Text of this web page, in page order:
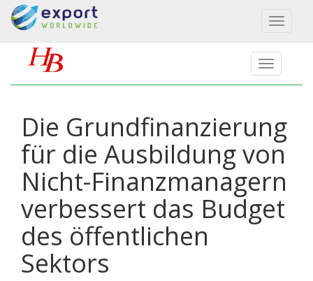
Toggle
Die Grundfinanzierung
für die Ausbildung von
Nicht-Finanzmanagern
verbessert das Budget
des öffentlichen
Sektors